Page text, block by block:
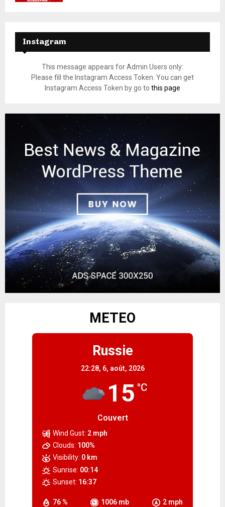
Instagram
This message appears for Admin Users only:
Please fill the Instagram Access Token. You can get
Instagram Access Token by go to this page
METEO
Russie
22:28, 6, août, 2026
15 °C
Couvert
76 % 1006 mb 2 mph
Wind Gust: 2 mph
Clouds: 100%
Visibility: 0 km
Sunrise: 00:14
Sunset: 16:37